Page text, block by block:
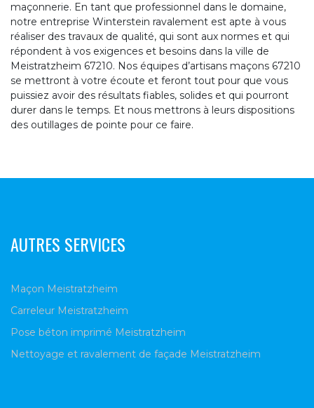
maçonnerie. En tant que professionnel dans le domaine,
notre entreprise Winterstein ravalement est apte à vous
réaliser des travaux de qualité, qui sont aux normes et qui
répondent à vos exigences et besoins dans la ville de
Meistratzheim 67210. Nos équipes d’artisans maçons 67210
se mettront à votre écoute et feront tout pour que vous
puissiez avoir des résultats fiables, solides et qui pourront
durer dans le temps. Et nous mettrons à leurs dispositions
des outillages de pointe pour ce faire.
AUTRES SERVICES
Maçon Meistratzheim
Carreleur Meistratzheim
Pose béton imprimé Meistratzheim
Nettoyage et ravalement de façade Meistratzheim